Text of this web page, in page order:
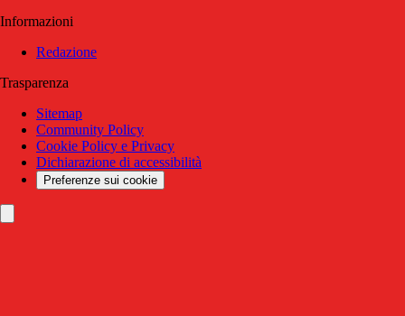
Informazioni
Redazione
Trasparenza
Sitemap
Community Policy
Cookie Policy e Privacy
Dichiarazione di accessibilità
Preferenze sui cookie